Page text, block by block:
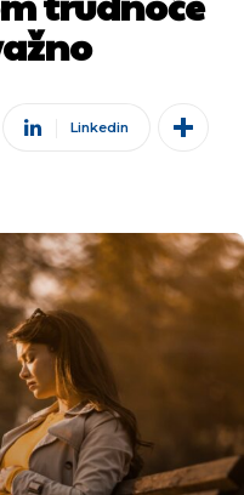
Linkedin